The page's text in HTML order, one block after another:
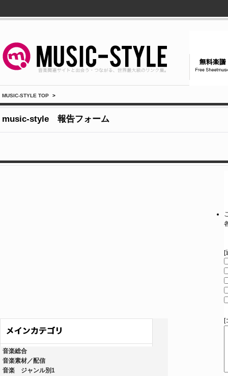
MUSIC-STYLE TOP >
music-style 報告フォーム
音楽総合
音楽素材／配信
音楽 ジャンル別1
[
[